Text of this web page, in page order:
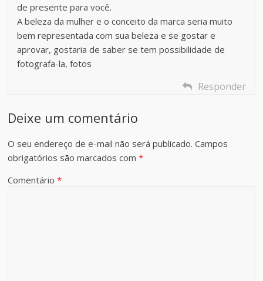
de presente para você.
A beleza da mulher e o conceito da marca seria muito
bem representada com sua beleza e se gostar e
aprovar, gostaria de saber se tem possibilidade de
fotografa-la, fotos
Responder
Deixe um comentário
O seu endereço de e-mail não será publicado. Campos
obrigatórios são marcados com*
Comentário*